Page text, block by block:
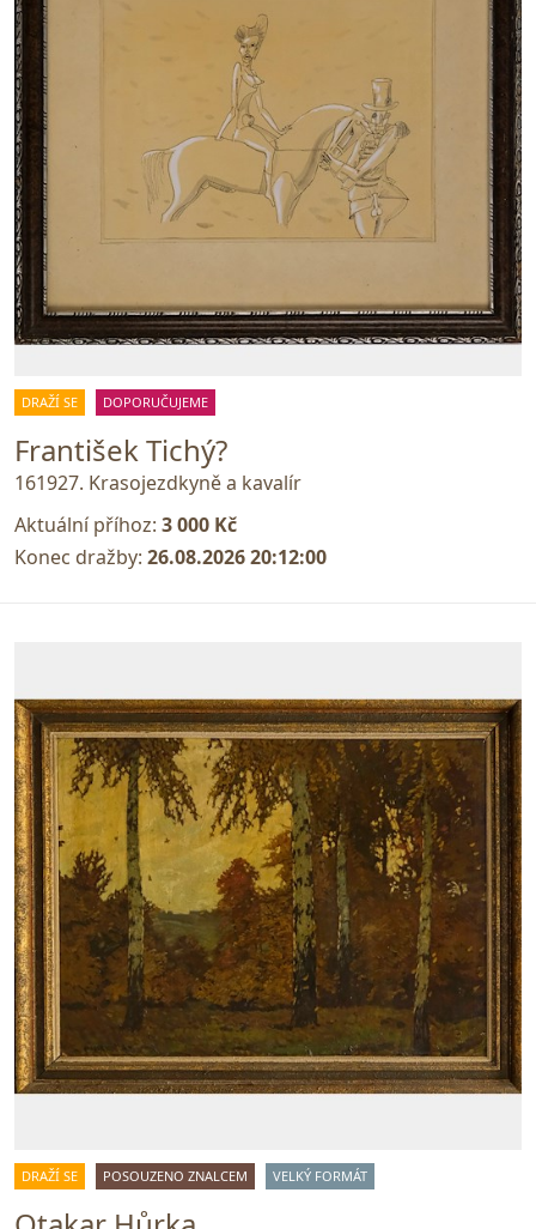
DRAŽÍ SE DOPORUČUJEME
František Tichý?
161927. Krasojezdkyně a kavalír
Aktuální příhoz: 3 000 Kč
Konec dražby: 26.08.2026 20:12:00
DRAŽÍ SE POSOUZENO ZNALCEM VELKÝ FORMÁT